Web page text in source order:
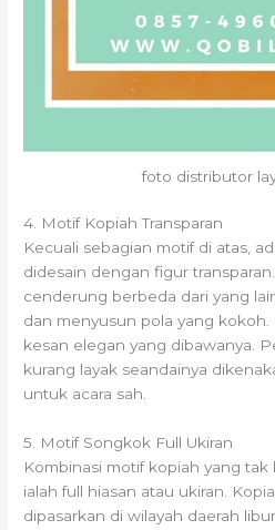
foto distributor
4. Motif Kopiah Transparan
Kecuali sebagian motif di atas,
didesain dengan figur
cenderung berbeda dari yang
dan menyusun pola yang
kesan elegan yang dibawanya.
kurang layak seandainya
untuk acara sah.
5. Motif Songkok Full Ukiran
Kombinasi motif kopiah yang
ialah full hiasan atau ukiran.
dipasarkan di wilayah daerah